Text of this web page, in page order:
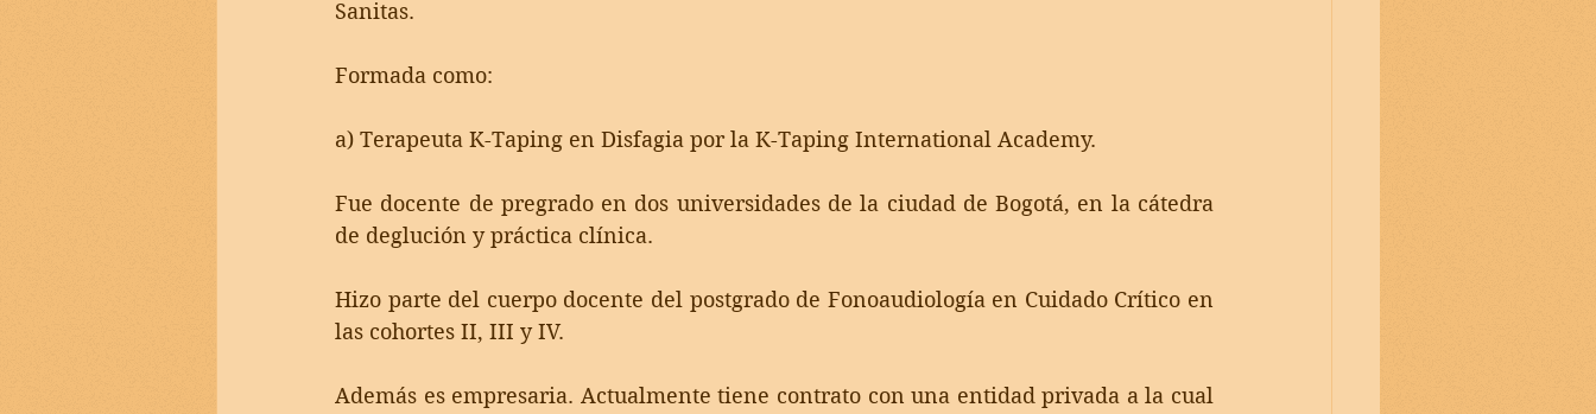
Sanitas.
Formada como:
a) Terapeuta K-Taping en Disfagia por la K-Taping International Academy.
Fue docente de pregrado en dos universidades de la ciudad de Bogotá, en la cátedra
de deglución y práctica clínica.
Hizo parte del cuerpo docente del postgrado de Fonoaudiología en Cuidado Crítico en
las cohortes II, III y IV.
Además es empresaria. Actualmente tiene contrato con una entidad privada a la cual